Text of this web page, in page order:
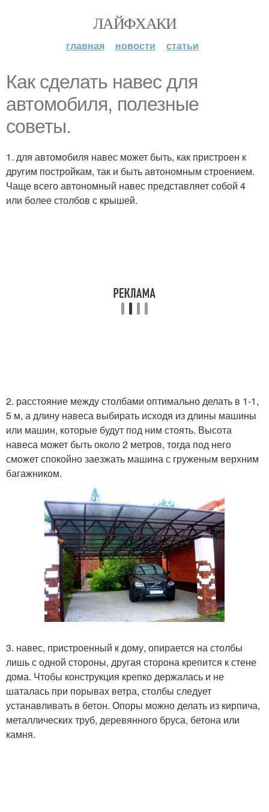
ЛАЙФХАКИ
главная новости статьи
Как сделать навес для
автомобиля, полезные
советы.
1. для автомобиля навес может быть, как пристроен к
другим постройкам, так и быть автономным строением.
Чаще всего автономный навес представляет собой 4
или более столбов с крышей.
2. расстояние между столбами оптимально делать в 1-1,
5 м, а длину навеса выбирать исходя из длины машины
или машин, которые будут под ним стоять. Высота
навеса может быть около 2 метров, тогда под него
сможет спокойно заезжать машина с груженым верхним
багажником.
3. навес, пристроенный к дому, опирается на столбы
лишь с одной стороны, другая сторона крепится к стене
дома. Чтобы конструкция крепко держалась и не
шаталась при порывах ветра, столбы следует
устанавливать в бетон. Опоры можно делать из кирпича,
металлических труб, деревянного бруса, бетона или
камня.